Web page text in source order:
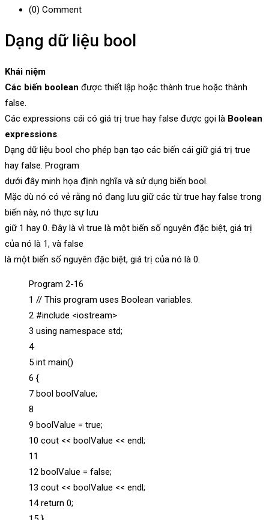
(0) Comment
Dạng dữ liệu bool
Khái niệm
Các biến boolean được thiết lập hoặc thành true hoặc thành
false.
Các expressions cái có giá trị true hay false được gọi là Boolean
expressions.
Dạng dữ liệu bool cho phép bạn tạo các biến cái giữ giá trị true
hay false. Program
dưới đây minh họa định nghĩa và sử dụng biến bool.
Mặc dù nó có vẻ rằng nó đang lưu giữ các từ true hay false trong
biến này, nó thực sự lưu
giữ 1 hay 0. Đây là vì true là một biến số nguyên đặc biệt, giá trị
của nó là 1, và false
là một biến số nguyên đặc biệt, giá trị của nó là 0.
Program 2-16
1 // This program uses Boolean variables.
2 #include <iostream>
3 using namespace std;
4
5 int main()
6 {
7 bool boolValue;
8
9 boolValue = true;
10 cout << boolValue << endl;
11
12 boolValue = false;
13 cout << boolValue << endl;
14 return 0;